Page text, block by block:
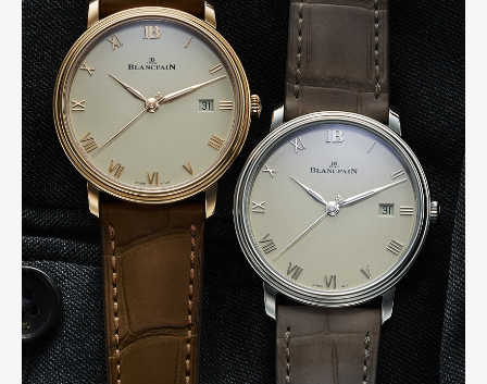
Pen Meet
Pen international Pen tw